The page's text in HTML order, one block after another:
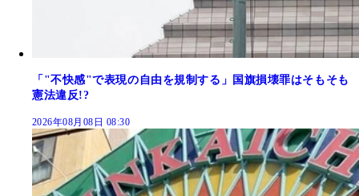
「"不快感"で表現の自由を規制する」国旗損壊罪はそもそも
憲法違反!?
2026年08月08日 08:30